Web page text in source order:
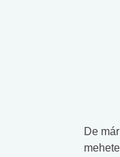
De